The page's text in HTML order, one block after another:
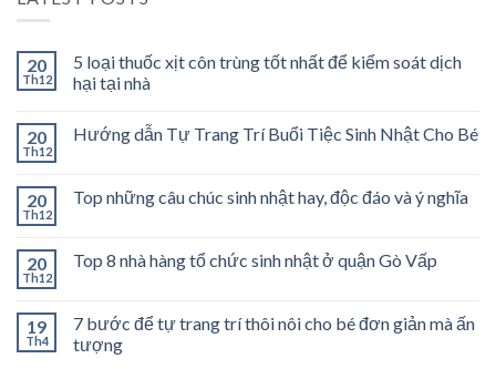
20
Th12
5 loại thuốc xịt côn trùng tốt nhất để kiểm soát dịch
hại tại nhà
20
Th12
Hướng dẫn Tự Trang Trí Buổi Tiệc Sinh Nhật Cho Bé
20
Th12
Top những câu chúc sinh nhật hay, độc đáo và ý nghĩa
20
Th12
Top 8 nhà hàng tổ chức sinh nhật ở quận Gò Vấp
19
Th4
7 bước để tự trang trí thôi nôi cho bé đơn giản mà ấn
tượng